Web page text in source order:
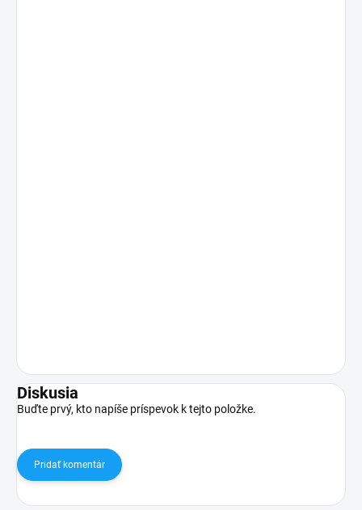
Diskusia
Buďte prvý, kto napíše príspevok k tejto položke.
Pridať komentár